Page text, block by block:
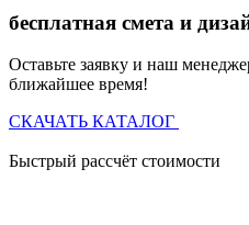
бесплатная смета и
Оставьте заявку и наш
ближайшее время!
СКАЧАТЬ КАТАЛОГ
Быстрый рассчёт стоимости